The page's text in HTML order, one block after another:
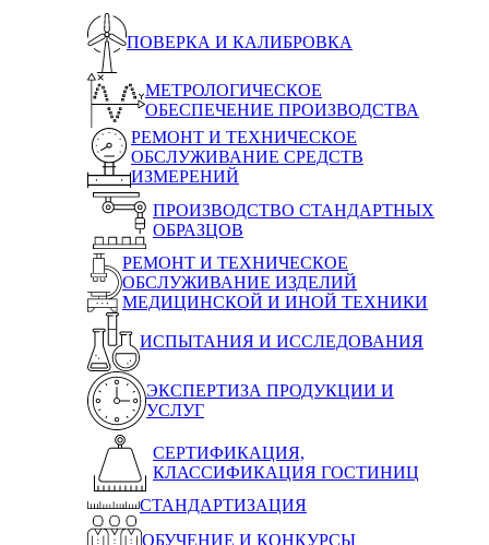
ПОВЕРКА И КАЛИБРОВКА
МЕТРОЛОГИЧЕСКОЕ
ОБЕСПЕЧЕНИЕ ПРОИЗВОДСТВА
РЕМОНТ И ТЕХНИЧЕСКОЕ
ОБСЛУЖИВАНИЕ СРЕДСТВ
ИЗМЕРЕНИЙ
ПРОИЗВОДСТВО СТАНДАРТНЫХ
ОБРАЗЦОВ
РЕМОНТ И ТЕХНИЧЕСКОЕ
ОБСЛУЖИВАНИЕ ИЗДЕЛИЙ
МЕДИЦИНСКОЙ И ИНОЙ ТЕХНИКИ
ИСПЫТАНИЯ И ИССЛЕДОВАНИЯ
ЭКСПЕРТИЗА ПРОДУКЦИИ И
УСЛУГ
СЕРТИФИКАЦИЯ,
КЛАССИФИКАЦИЯ ГОСТИНИЦ
СТАНДАРТИЗАЦИЯ
ОБУЧЕНИЕ И КОНКУРСЫ